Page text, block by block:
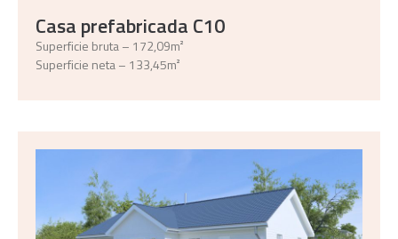
Casa prefabricada C10
Superficie bruta – 172,09m²
Superficie neta – 133,45m²